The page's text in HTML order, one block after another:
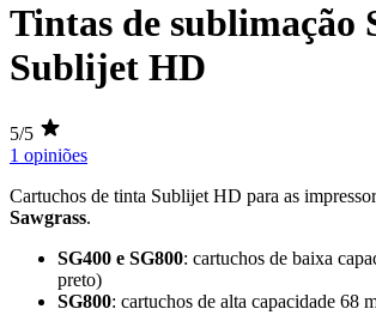
Tintas de sublimação
Sublijet HD
5/5
1 opiniões
Cartuchos de tinta Sublijet HD para as
Sawgrass.
SG400 e SG800: cartuchos de baixa
preto)
SG800: cartuchos de alta capacidade 68